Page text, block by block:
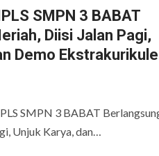
SMPN 3 BABAT
Diisi Jalan Pagi,
Demo
SMPN 3 BABAT
Unjuk Karya, dan…